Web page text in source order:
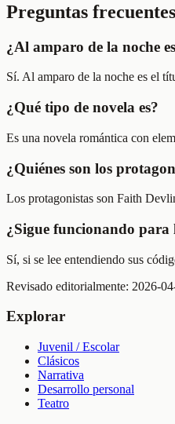
Preguntas frecuentes
¿Al amparo de la noche
Sí. Al amparo de la noche es el
¿Qué tipo de novela es?
Es una novela romántica con
¿Quiénes son los
Los protagonistas son Faith
¿Sigue funcionando para
Sí, si se lee entendiendo sus
Revisado editorialmente: 2026-
Explorar
Juvenil / Escolar
Clásicos
Narrativa
Desarrollo personal
Teatro